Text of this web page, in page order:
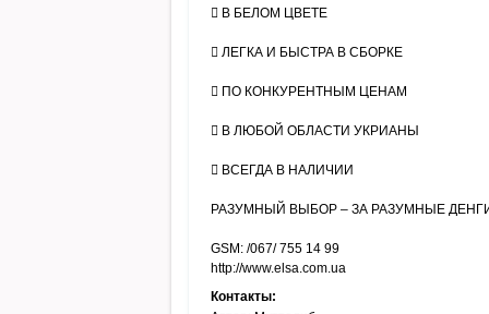
 В БЕЛОМ ЦВЕТЕ
 ЛЕГКА И БЫСТРА В СБОРКЕ
 ПО КОНКУРЕНТНЫМ ЦЕНАМ
 В ЛЮБОЙ ОБЛАСТИ УКРИАНЫ
 ВСЕГДА В НАЛИЧИИ
РАЗУМНЫЙ ВЫБОР – ЗА РАЗУМНЫЕ
GSM: /067/ 755 14 99
http://www.elsa.com.ua
Контакты: